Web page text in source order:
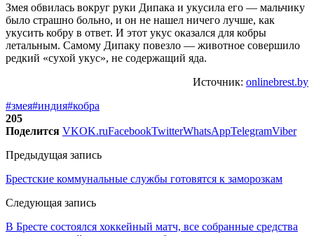
Змея обвилась вокруг руки Дипака и укусила его — мальчику
было страшно больно, и он не нашел ничего лучше, как
укусить кобру в ответ. И этот укус оказался для кобры
летальным. Самому Дипаку повезло — животное совершило
редкий «сухой укус», не содержащий яда.
Источник: onlinebrest.by
#змея#индия#кобра
205
Поделится VKOK.ruFacebookTwitterWhatsAppTelegramViber
Предыдущая запись
Брестские коммунальные службы готовятся к заморозкам
Следующая запись
В Бресте состоялся хоккейный матч, все собранные средства